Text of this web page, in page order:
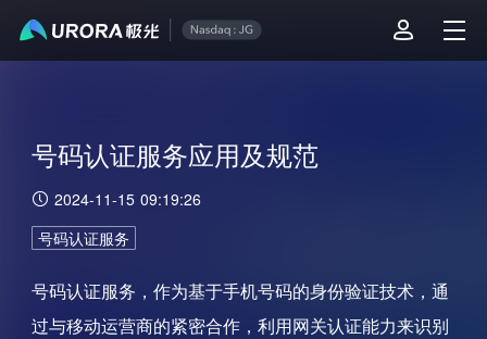
号码认证服务应用及规范
2024-11-15 09:19:26
号码认证服务
号码认证服务，作为基于手机号码的身份验证技术，通
过与移动运营商的紧密合作，利用网关认证能力来识别